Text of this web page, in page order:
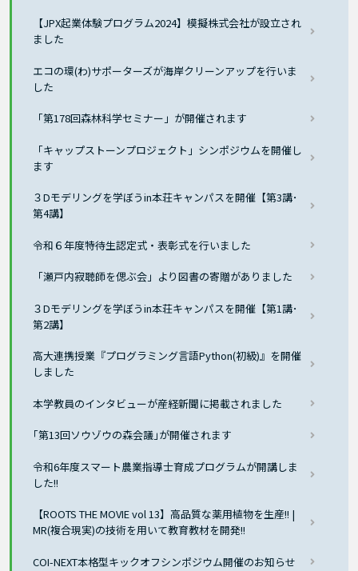
【JPX起業体験プログラム2024】模擬株式会社が設立され
ました
エコの環(わ)サポーターズが海岸クリーンアップを行いま
した
「第178回森林科学セミナー」が開催されます
「キャップストーンプロジェクト」シンポジウムを開催し
ます
３Dモデリングを学ぼうin本荘キャンパスを開催【第3講･
第4講】
令和６年度特待生認定式・表彰式を行いました
「瀬戸内寂聴師を偲ぶ会」より図書の寄贈がありました
３Dモデリングを学ぼうin本荘キャンパスを開催【第1講･
第2講】
高大連携授業『プログラミング言語Python(初級)』を開催
しました
本学教員のインタビューが産経新聞に掲載されました
｢第13回ソウゾウの森会議｣が開催されます
令和6年度スマート農業指導士育成プログラムが開講しま
した!!
【ROOTS THE MOVIE vol 13】高品質な薬用植物を生産!! |
MR(複合現実)の技術を用いて教育教材を開発!!
COI-NEXT本格型キックオフシンポジウム開催のお知らせ